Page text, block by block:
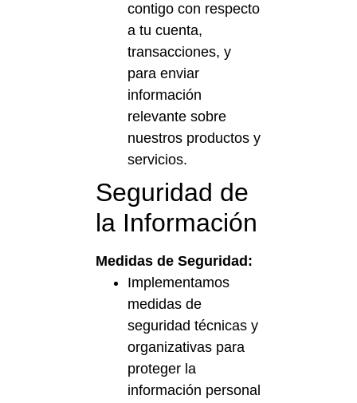
contigo con respecto
a tu cuenta,
transacciones, y
para enviar
información
relevante sobre
nuestros productos y
servicios.
Seguridad de
la Información
Medidas de Seguridad:
Implementamos
medidas de
seguridad técnicas y
organizativas para
proteger la
información personal